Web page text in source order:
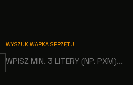
WYSZUKIWARKA SPRZĘTU